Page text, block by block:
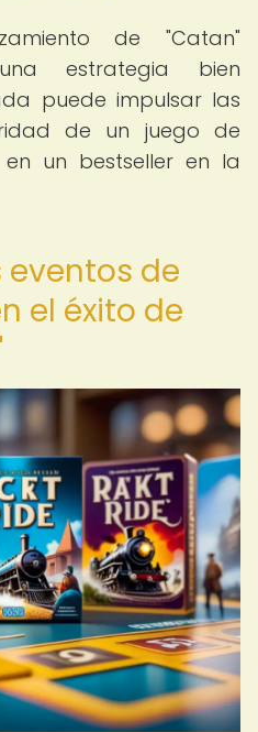
de "Catan"
estrategia bien
puede impulsar las
de un juego de
en un bestseller en la
eventos de
el éxito de